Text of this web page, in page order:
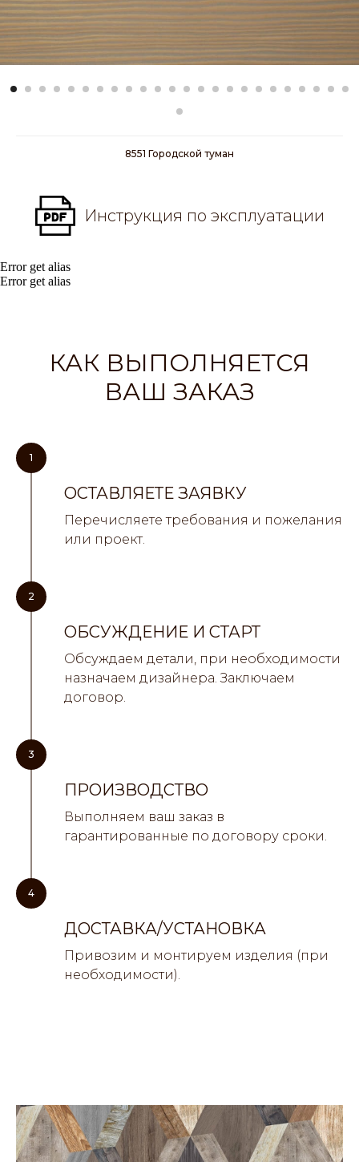
8551 Городской туман
Инструкция по эксплуатации
Error get alias
Error get alias
КАК ВЫПОЛНЯЕТСЯ
ВАШ ЗАКАЗ
1
ОСТАВЛЯЕТЕ ЗАЯВКУ
Перечисляете требования и пожелания
или проект.
2
ОБСУЖДЕНИЕ И СТАРТ
Обсуждаем детали, при необходимости
назначаем дизайнера. Заключаем
договор.
3
ПРОИЗВОДСТВО
Выполняем ваш заказ в
гарантированные по договору сроки.
4
ДОСТАВКА/УСТАНОВКА
Привозим и монтируем изделия (при
необходимости).